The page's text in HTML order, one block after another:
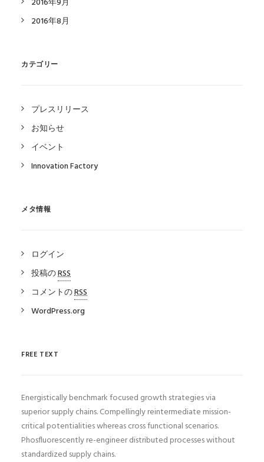
2016年8月
カテゴリー
プレスリリース
お知らせ
イベント
Innovation Factory
メタ情報
ログイン
投稿のRSS
コメントのRSS
WordPress.org
FREE TEXT
Energistically benchmark focused growth strategies via
superior supply chains. Compellingly reintermediate mission-
critical potentialities whereas cross functional scenarios.
Phosfluorescently re-engineer distributed processes without
standardized supply chains.